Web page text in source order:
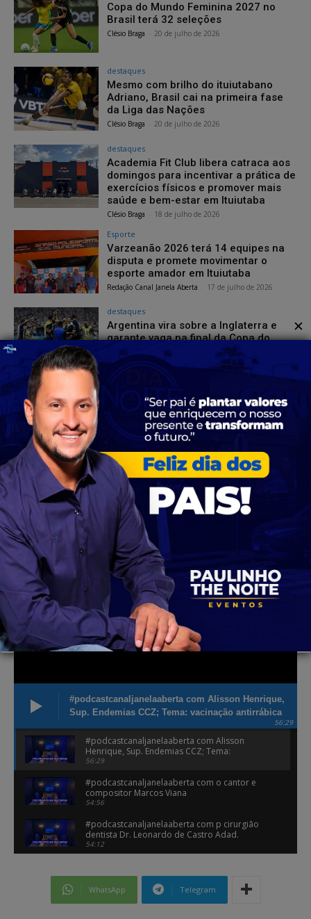
Copa do Mundo Feminina 2027 no
Brasil terá 32 seleções
Clésio Braga 20 de julho de 2026
destaques
Mesmo com brilho do ituiutabano
Adriano, Brasil cai na primeira fase
da Liga das Nações
Clésio Braga 20 de julho de 2026
destaques
Academia Fit Club libera catraca aos
domingos para incentivar a prática de
exercícios físicos e promover mais
saúde e bem-estar em Ituiutaba
Clésio Braga 18 de julho de 2026
Esporte
Varzeanão 2026 terá 14 equipes na
disputa e promete movimentar o
esporte amador em Ituiutaba
Redação Canal Janela Aberta 17 de julho de 2026
destaques
Argentina vira sobre a Inglaterra e
garante vaga na final da Copa do
Mundo
Redação Canal Janela Aberta 16 de julho de 2026
Esporte
Inglaterra e Argentina duelam nesta
quarta-feira (15) por uma vaga na
final da Copa do Mundo
Redação Canal Janela Aberta 16 de julho de 2026
destaques
Espanha domina França, vence por 2
a 0 e avança à final da Copa do
Mundo
Redação Canal Janela Aberta
PODCAST CANAL JANELA ABERTA
#podcastcanaljanelaaberta com Alisson Henrique,
Sup. Endemias CCZ; Tema: vacinação antirrábica
56:29
#podcastcanaljanelaaberta com Alisson
Henrique, Sup. Endemias CCZ; Tema:
vacinação antirrábica
56:29
#podcastcanaljanelaaberta com o cantor e
compositor Marcos Viana
54:56
#podcastcanaljanelaaberta com p cirurgião
dentista Dr. Leonardo de Castro Adad.
54:12
empresária da Fit Club Academia, de Ituiutaba
47:07
#podcastcanaljanelaaberta Elaine Alves, Pres.
WhatsApp Telegram
✕